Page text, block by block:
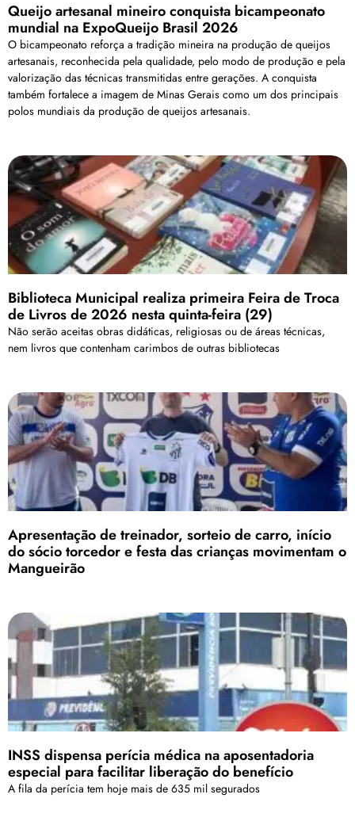
Queijo artesanal mineiro conquista bicampeonato
mundial na ExpoQueijo Brasil 2026
O bicampeonato reforça a tradição mineira na produção de queijos
artesanais, reconhecida pela qualidade, pelo modo de produção e pela
valorização das técnicas transmitidas entre gerações. A conquista
também fortalece a imagem de Minas Gerais como um dos principais
polos mundiais da produção de queijos artesanais.
Biblioteca Municipal realiza primeira Feira de Troca
de Livros de 2026 nesta quinta-feira (29)
Não serão aceitas obras didáticas, religiosas ou de áreas técnicas,
nem livros que contenham carimbos de outras bibliotecas
Apresentação de treinador, sorteio de carro, início
do sócio torcedor e festa das crianças movimentam o
Mangueirão
INSS dispensa perícia médica na aposentadoria
especial para facilitar liberação do benefício
A fila da perícia tem hoje mais de 635 mil segurados